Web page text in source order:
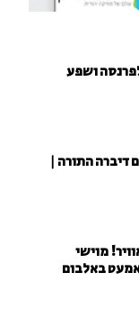
ושפע
דיברה התורה |
באוויר! מוישי
באלבום